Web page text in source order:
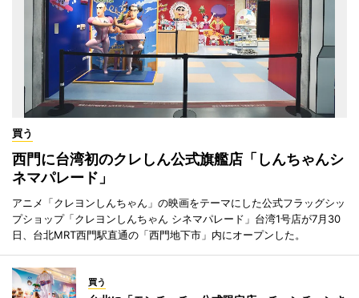
買う
西門に台湾初のクレしん公式旗艦店「しんちゃんシ
ネマパレード」
アニメ「クレヨンしんちゃん」の映画をテーマにした公式フラッグシッ
プショップ「クレヨンしんちゃん シネマパレード」台湾1号店が7月30
日、台北MRT西門駅直通の「西門地下市」内にオープンした。
買う